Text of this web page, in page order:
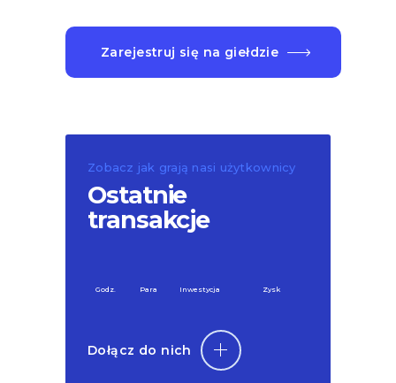
Zarejestruj się na giełdzie
Zobacz jak grają nasi użytkownicy
Ostatnie
transakcje
Godz. Para Inwestycja Zysk
Dołącz do nich